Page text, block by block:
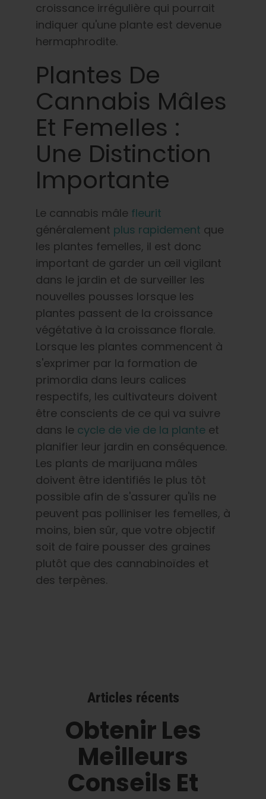
croissance irrégulière qui pourrait
indiquer qu'une plante est devenue
hermaphrodite.
Plantes De
Cannabis Mâles
Et Femelles :
Une Distinction
Importante
Le cannabis mâle fleurit
généralement plus rapidement que
les plantes femelles, il est donc
important de garder un œil vigilant
dans le jardin et de surveiller les
nouvelles pousses lorsque les
plantes passent de la croissance
végétative à la croissance florale.
Lorsque les plantes commencent à
s'exprimer par la formation de
primordia dans leurs calices
respectifs, les cultivateurs doivent
être conscients de ce qui va suivre
dans le cycle de vie de la plante et
planifier leur jardin en conséquence.
Les plants de marijuana mâles
doivent être identifiés le plus tôt
possible afin de s'assurer qu'ils ne
peuvent pas polliniser les femelles, à
moins, bien sûr, que votre objectif
soit de faire pousser des graines
plutôt que des cannabinoïdes et
des terpènes.
Articles récents
Obtenir Les
Meilleurs
Conseils Et